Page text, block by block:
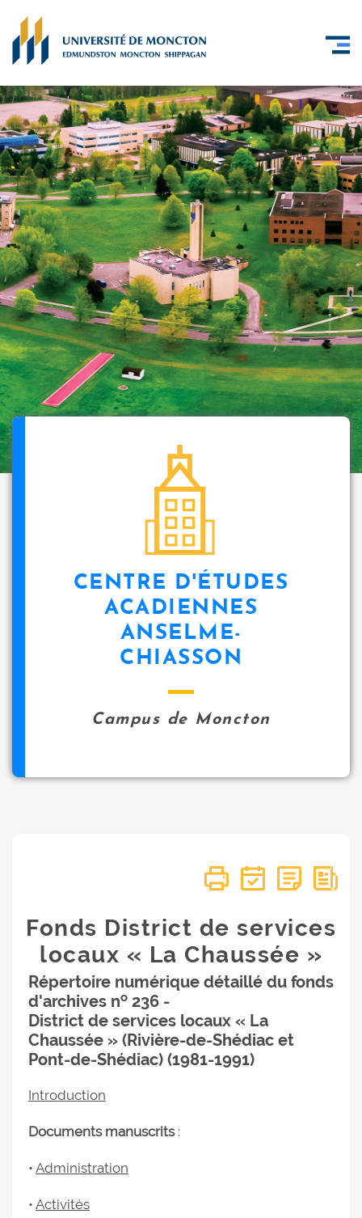
CENTRE D'ÉTUDES
ACADIENNES
ANSELME-
CHIASSON
Campus de Moncton
Fonds District de services
locaux « La Chaussée »
Répertoire numérique détaillé du fonds
d'archives no 236 -
District de services locaux « La
Chaussée » (Rivière-de-Shédiac et
Pont-de-Shédiac) (1981-1991)
Introduction
Documents manuscrits:
• Administration
• Activités